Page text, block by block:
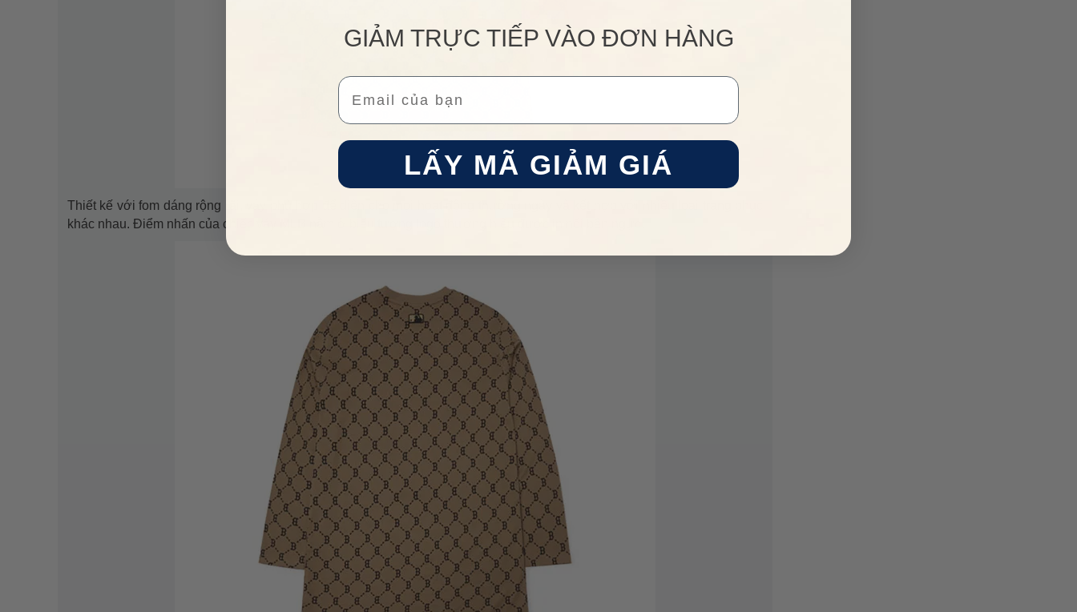
Thiết kế với fom dáng rộng rãi, váy phù hợp để diện cho mọi hoạt động thường ngày và kết hợp với nhiều loại trang phục
khác nhau. Điểm nhấn của chiếc váy MLB nằm ở biểu tượng logo thương hiệu được in nổi bên ngực.
GIẢM TRỰC TIẾP VÀO ĐƠN HÀNG
Email
LẤY MÃ GIẢM GIÁ